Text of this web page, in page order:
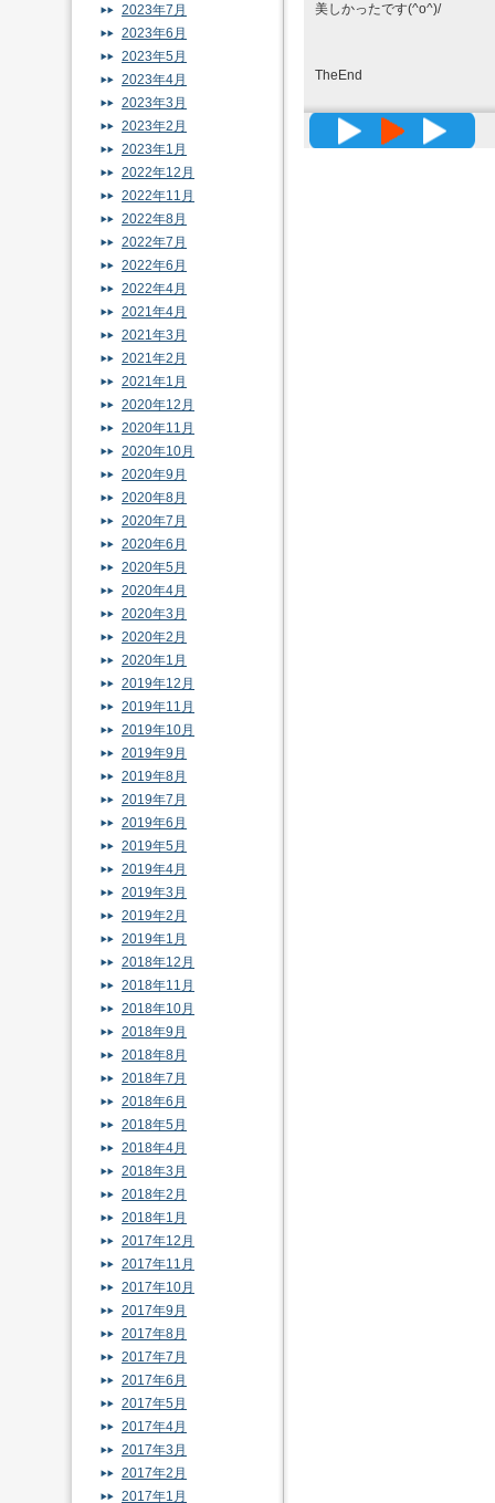
美しかったです(^o^)/
TheEnd
高精度メ
2023年7月
2023年6月
2023年5月
2023年4月
2023年3月
2023年2月
2023年1月
2022年12月
2022年11月
2022年8月
2022年7月
2022年6月
2022年4月
2021年4月
2021年3月
2021年2月
2021年1月
2020年12月
2020年11月
2020年10月
2020年9月
2020年8月
2020年7月
2020年6月
2020年5月
2020年4月
2020年3月
2020年2月
2020年1月
2019年12月
2019年11月
2019年10月
2019年9月
2019年8月
2019年7月
2019年6月
2019年5月
2019年4月
2019年3月
2019年2月
2019年1月
2018年12月
2018年11月
2018年10月
2018年9月
2018年8月
2018年7月
2018年6月
2018年5月
2018年4月
2018年3月
2018年2月
2018年1月
2017年12月
2017年11月
2017年10月
2017年9月
2017年8月
2017年7月
2017年6月
2017年5月
2017年4月
2017年3月
2017年2月
2017年1月